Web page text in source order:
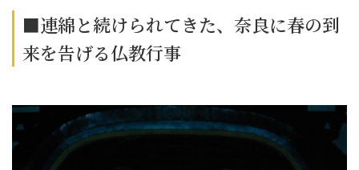
■連綿と続けられてきた、奈良に春の到
来を告げる仏教行事